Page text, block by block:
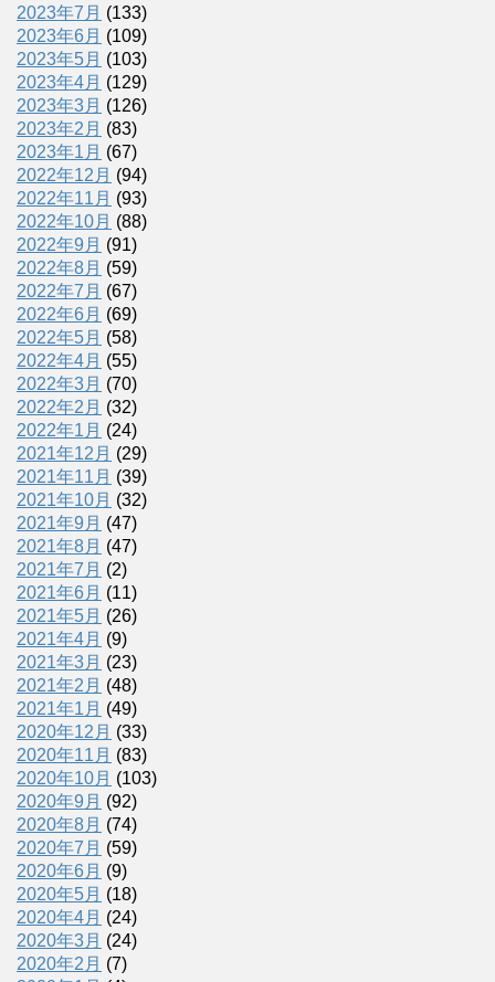
2023年7月 (133)
2023年6月 (109)
2023年5月 (103)
2023年4月 (129)
2023年3月 (126)
2023年2月 (83)
2023年1月 (67)
2022年12月 (94)
2022年11月 (93)
2022年10月 (88)
2022年9月 (91)
2022年8月 (59)
2022年7月 (67)
2022年6月 (69)
2022年5月 (58)
2022年4月 (55)
2022年3月 (70)
2022年2月 (32)
2022年1月 (24)
2021年12月 (29)
2021年11月 (39)
2021年10月 (32)
2021年9月 (47)
2021年8月 (47)
2021年7月 (2)
2021年6月 (11)
2021年5月 (26)
2021年4月 (9)
2021年3月 (23)
2021年2月 (48)
2021年1月 (49)
2020年12月 (33)
2020年11月 (83)
2020年10月 (103)
2020年9月 (92)
2020年8月 (74)
2020年7月 (59)
2020年6月 (9)
2020年5月 (18)
2020年4月 (24)
2020年3月 (24)
2020年2月 (7)